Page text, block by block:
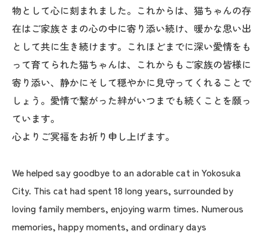
物として心に刻まれました。これからは、猫ちゃんの存
在はご家族さまの心の中に寄り添い続け、暖かな思い出
として共に生き続けます。これほどまでに深い愛情をも
って育てられた猫ちゃんは、これからもご家族の皆様に
寄り添い、静かにそして穏やかに見守ってくれることで
しょう。愛情で繋がった絆がいつまでも続くことを願っ
ています。
心よりご冥福をお祈り申し上げます。
We helped say goodbye to an adorable cat in Yokosuka
City. This cat had spent 18 long years, surrounded by
loving family members, enjoying warm times. Numerous
memories, happy moments, and ordinary days